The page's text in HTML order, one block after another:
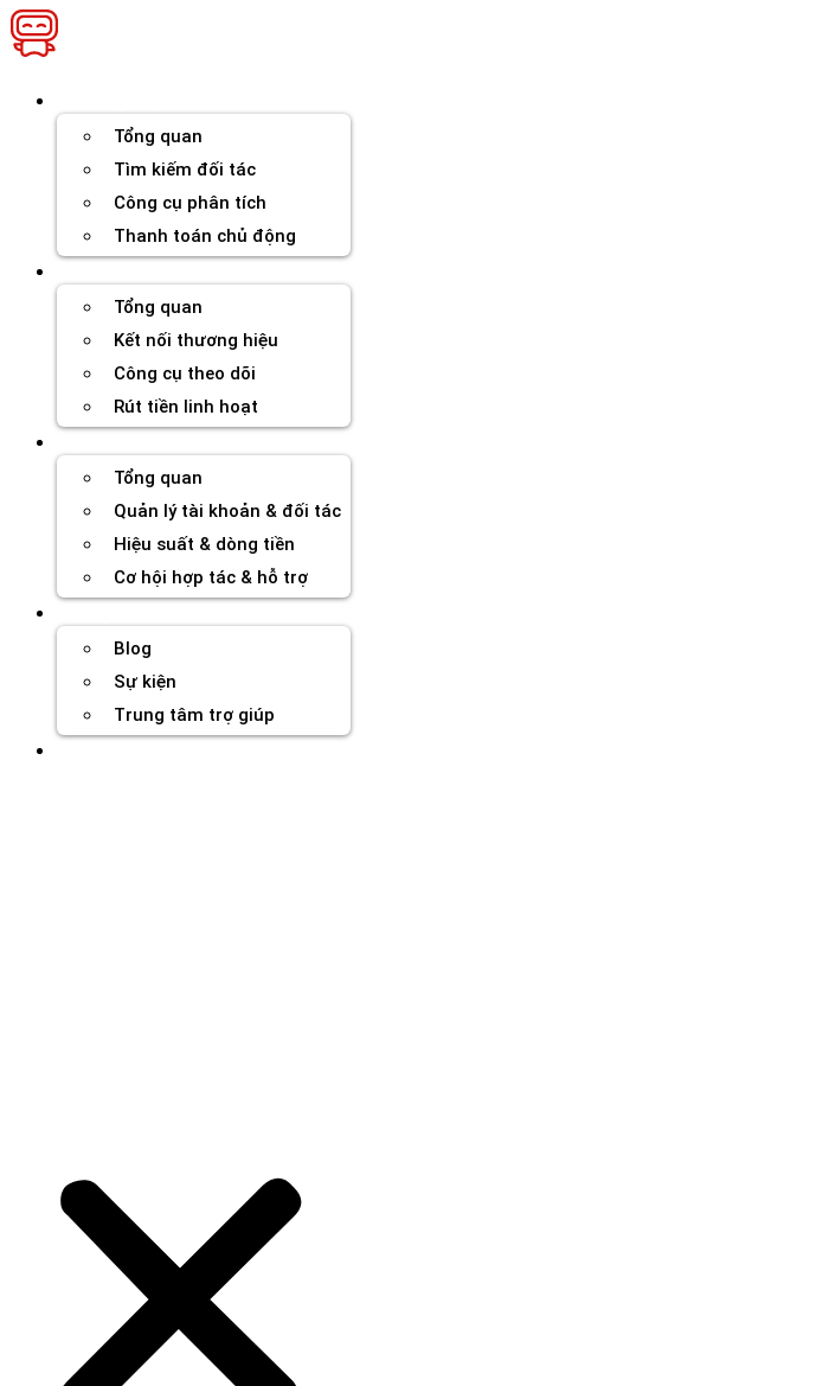
Chuyển
đến
Tổng quan
Tìm kiếm đối tác
Công cụ phân tích
Thanh toán chủ động
Tổng quan
Kết nối thương hiệu
Công cụ theo dõi
Rút tiền linh hoạt
Tổng quan
Quản lý tài khoản & đối tác
Hiệu suất & dòng tiền
Cơ hội hợp tác & hỗ trợ
Blog
Sự kiện
Trung tâm trợ giúp